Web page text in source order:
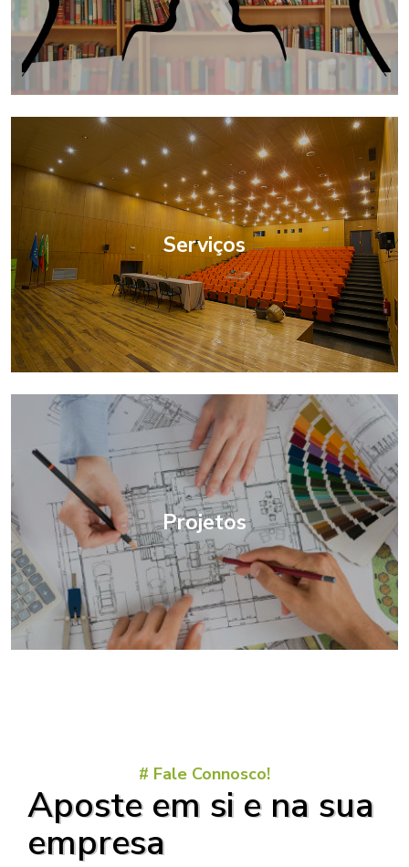
Serviços
Projetos
# Fale Connosco!
Aposte em si e na sua
empresa